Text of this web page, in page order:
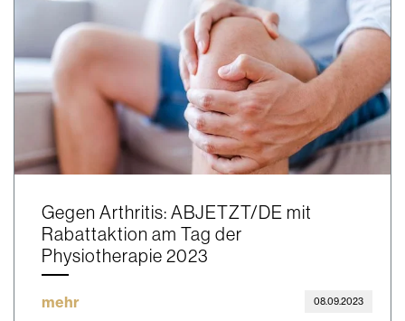
Gegen Arthritis: ABJETZT/DE mit
Rabattaktion am Tag der
Physiotherapie 2023
mehr 08.09.2023